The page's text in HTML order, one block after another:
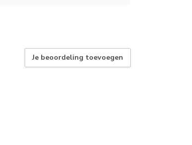
Je beoordeling toevoegen